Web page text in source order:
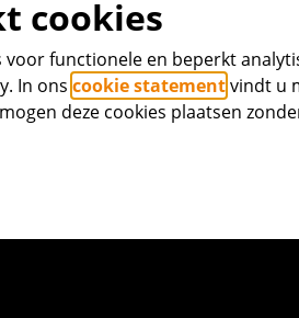
cookies
functionele en beperkt
In ons cookie statementvindt u
deze cookies plaatsen